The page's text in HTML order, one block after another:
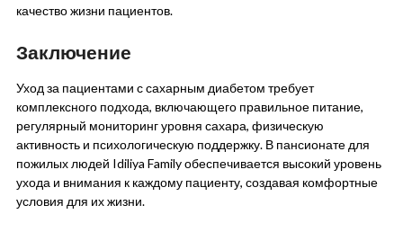
качество жизни пациентов.
Заключение
Уход за пациентами с сахарным диабетом требует
комплексного подхода, включающего правильное питание,
регулярный мониторинг уровня сахара, физическую
активность и психологическую поддержку. В пансионате для
пожилых людей Idiliya Family обеспечивается высокий уровень
ухода и внимания к каждому пациенту, создавая комфортные
условия для их жизни.